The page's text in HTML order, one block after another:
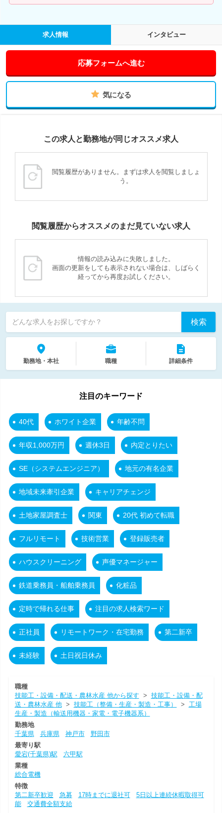
求人情報 インタビュー
応募フォームへ進む
気になる
この求人と勤務地が同じオススメ求人
閲覧履歴がありません。まずは求人を閲覧しましょ
う。
閲覧履歴からオススメのまだ見ていない求人
情報の読み込みに失敗しました。
画面の更新をしても表示されない場合は、しばらく
経ってから再度お試しください。
どんな求人をお探しですか？ 検索
勤務地・本社 職種 詳細条件
注目のキーワード
40代 ホワイト企業 年齢不問
年収1,000万円 週休3日 内定とりたい
SE（システムエンジニア） 地元の有名企業
地域未来牽引企業 キャリアチェンジ
土地家屋調査士 関東 20代 初めて転職
フルリモート 技術営業 登録販売者
ハウスクリーニング 声優マネージャー
鉄道乗務員・船舶乗務員 化粧品
定時で帰れる仕事 注目の求人検索ワード
正社員 リモートワーク・在宅勤務 第二新卒
未経験 土日祝日休み
職種
技能工・設備・配送・農林水産 他から探す > 技能工・設備・配
送・農林水産 他> 技能工（整備・生産・製造・工事） > 工場
生産・製造（輸送用機器・家電・電子機器系）
勤務地
千葉県
兵庫県 神戸市
野田市
最寄り駅
愛宕(千葉県)駅
六甲駅
業種
総合電機
特徴
第二新卒歓迎
急募 17時までに退社可
5日以上連続休暇取得可
能
交通費全額支給